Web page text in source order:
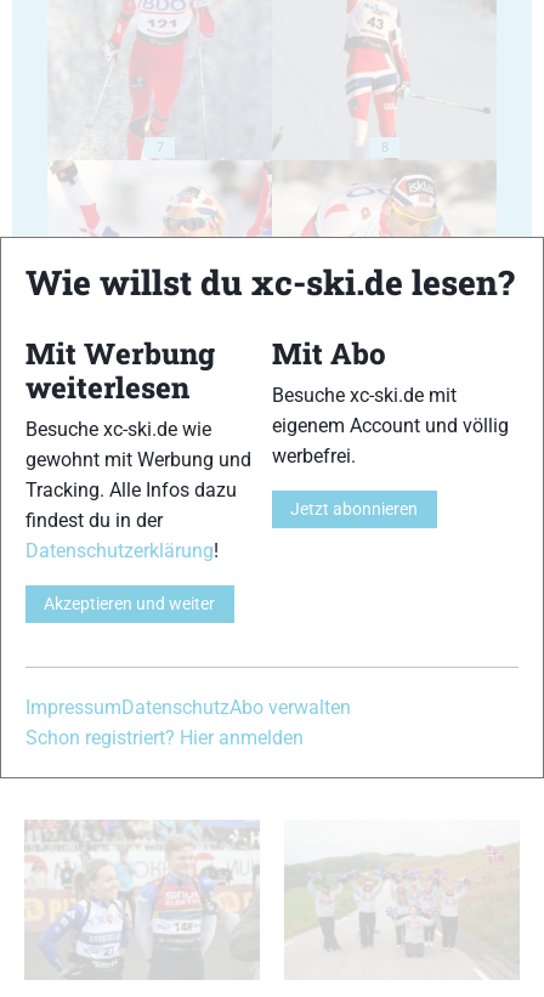
7 8
11
13
© Bilder 1 - 13: Laiho/NordicFocus;
Wie willst du xc-ski.de lesen?
Mit Werbung
weiterlesen
Besuche xc-ski.de wie
gewohnt mit Werbung und
Tracking. Alle Infos dazu
findest du in der
Datenschutzerklärung!
Akzeptieren und weiter
Mit Abo
Besuche xc-ski.de mit
eigenem Account und völlig
werbefrei.
Jetzt abonnieren
ImpressumDatenschutzAbo verwalten
Schon registriert? Hier anmelden